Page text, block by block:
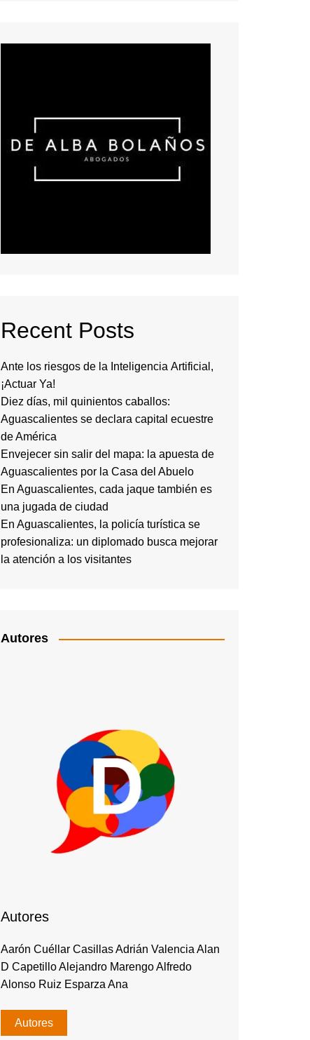
Recent Posts
Ante los riesgos de la Inteligencia Artificial,
¡Actuar Ya!
Diez días, mil quinientos caballos:
Aguascalientes se declara capital ecuestre
de América
Envejecer sin salir del mapa: la apuesta de
Aguascalientes por la Casa del Abuelo
En Aguascalientes, cada jaque también es
una jugada de ciudad
En Aguascalientes, la policía turística se
profesionaliza: un diplomado busca mejorar
la atención a los visitantes
Autores
Autores
Aarón Cuéllar Casillas Adrián Valencia Alan
D Capetillo Alejandro Marengo Alfredo
Alonso Ruiz Esparza Ana
Autores